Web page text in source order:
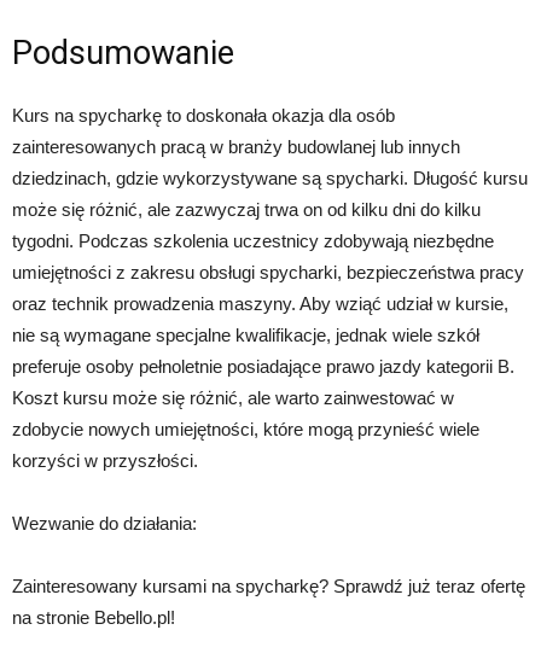
Podsumowanie
Kurs na spycharkę to doskonała okazja dla osób
zainteresowanych pracą w branży budowlanej lub innych
dziedzinach, gdzie wykorzystywane są spycharki. Długość kursu
może się różnić, ale zazwyczaj trwa on od kilku dni do kilku
tygodni. Podczas szkolenia uczestnicy zdobywają niezbędne
umiejętności z zakresu obsługi spycharki, bezpieczeństwa pracy
oraz technik prowadzenia maszyny. Aby wziąć udział w kursie,
nie są wymagane specjalne kwalifikacje, jednak wiele szkół
preferuje osoby pełnoletnie posiadające prawo jazdy kategorii B.
Koszt kursu może się różnić, ale warto zainwestować w
zdobycie nowych umiejętności, które mogą przynieść wiele
korzyści w przyszłości.
Wezwanie do działania:
Zainteresowany kursami na spycharkę? Sprawdź już teraz ofertę
na stronie Bebello.pl!